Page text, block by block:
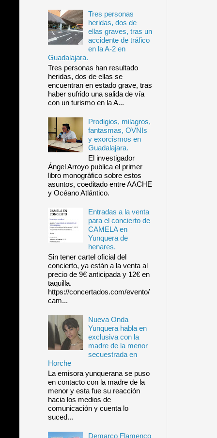
Tres personas
heridas, dos de
ellas graves, tras un
accidente de tráfico
en la A-2 en
Guadalajara.
Tres personas han resultado
heridas, dos de ellas se
encuentran en estado grave, tras
haber sufrido una salida de vía
con un turismo en la A...
Prodigios, milagros,
fantasmas, OVNIs
y exorcismos en
Guadalajara.
El investigador
Ángel Arroyo publica el primer
libro monográfico sobre estos
asuntos, coeditado entre AACHE
y Océano Atlántico.
Entradas a la venta
para el concierto de
CAMELA en
Yunquera de
henares.
Sin tener cartel oficial del
concierto, ya están a la venta al
precio de 9€ anticipada y 12€ en
taquilla.
https://concertados.com/evento/
cam...
Nueva Onda
Yunquera habla en
exclusiva con la
madre de la menor
secuestrada en
Horche
La emisora yunquerana se puso
en contacto con la madre de la
menor y esta fue su reacción
hacia los medios de
comunicación y cuenta lo
suced...
Demarco Flamenco